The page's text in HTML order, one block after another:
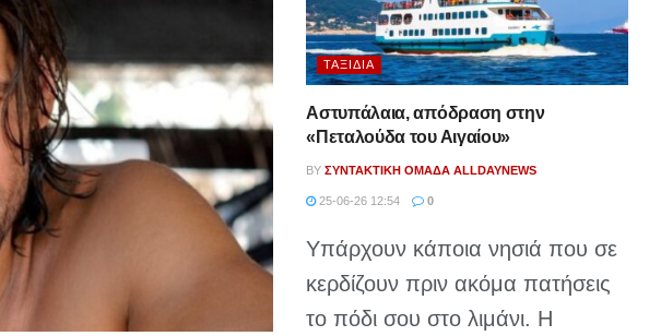
ΤΑΞΊΔΙΑ
Αστυπάλαια, απόδραση στην
«Πεταλούδα του Αιγαίου»
BY ΣΥΝΤΑΚΤΙΚΉ ΟΜΆΔΑ ALLDAYNEWS
25-06-26 12:54 0
Υπάρχουν κάποια νησιά που σε
κερδίζουν πριν ακόμα πατήσεις
το πόδι σου στο λιμάνι. Η